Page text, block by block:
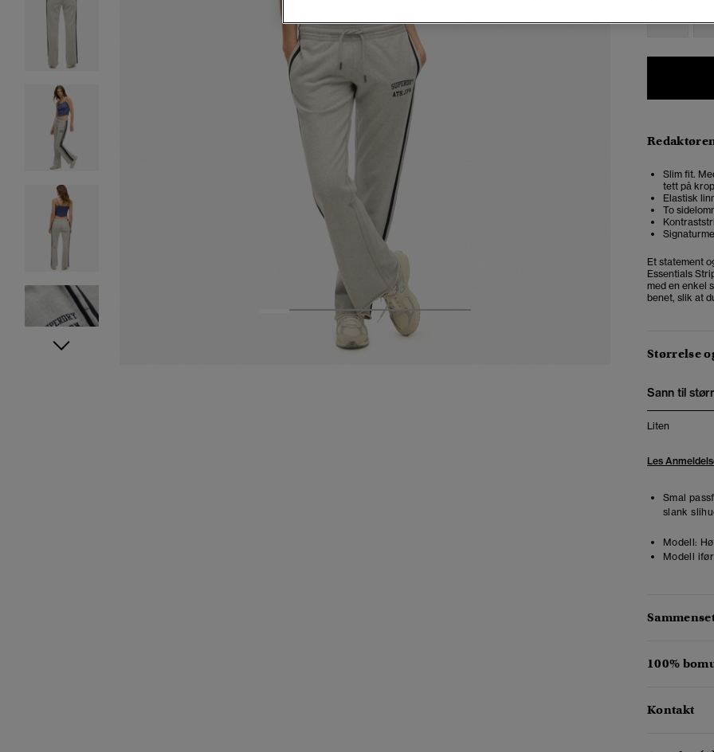
3 4 5
Slim fit.
tett på
Elastisk
To
Et statement
Essentials
med en enkel
benet, slik at
Størrelse
Sann til
Liten
Les
Smal
slank
Modell:
Modell
100%
Kontakt